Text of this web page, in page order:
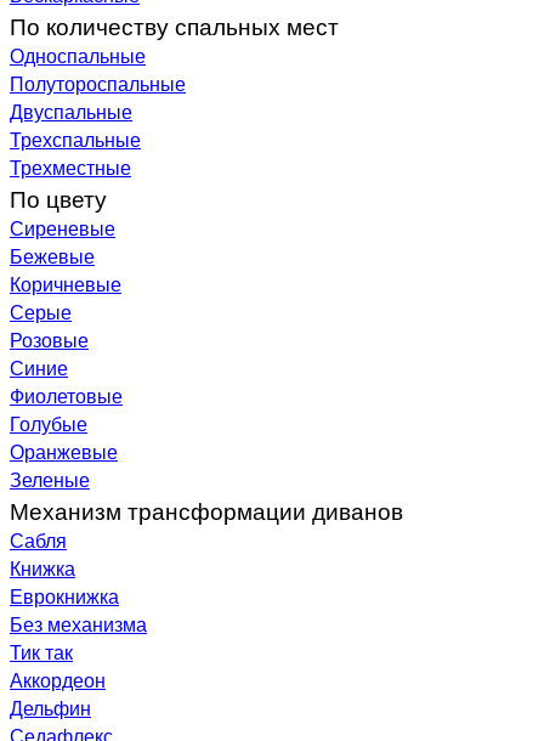
По количеству спальных мест
Односпальные
Полутороспальные
Двуспальные
Трехспальные
Трехместные
По цвету
Сиреневые
Бежевые
Коричневые
Серые
Розовые
Синие
Фиолетовые
Голубые
Оранжевые
Зеленые
Механизм трансформации диванов
Сабля
Книжка
Еврокнижка
Без механизма
Тик так
Аккордеон
Дельфин